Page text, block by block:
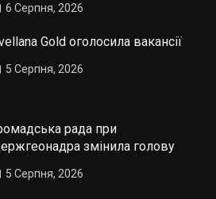
6 Серпня, 2026
Gold оголосила вакансії
5 Серпня, 2026
рада при
змінила голову
5 Серпня, 2026